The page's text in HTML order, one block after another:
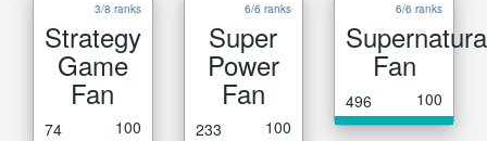
3/8 ranks
Strategy
Game
Fan
74 100
6/6 ranks
Super
Power
Fan
233 100
6/6 ranks
Fan
496 100